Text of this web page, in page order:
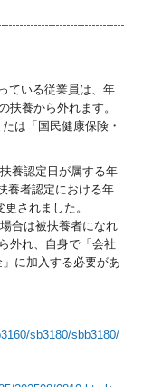
ている従業員は、年
扶養から外れます。
は「国民健康保険・
養認定日が属する年
養者認定における年
されました。
合は被扶養者になれ
外れ、自身で「会社
に加入する必要があ
sb3180/sbb3180/